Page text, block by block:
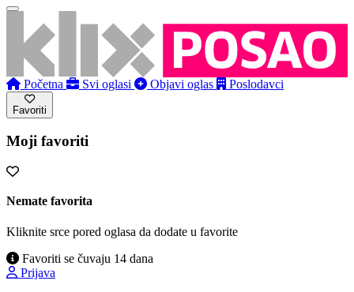
Početna Svi oglasi Objavi oglas Poslodavci
Favoriti
Moji favoriti
Nemate favorita
Kliknite srce pored oglasa da dodate u favorite
Favoriti se čuvaju 14 dana
Prijava